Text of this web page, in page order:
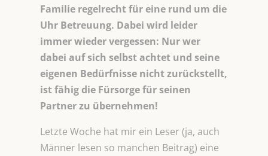
Familie regelrecht für eine rund um die
Uhr Betreuung. Dabei wird leider
immer wieder vergessen: Nur wer
dabei auf sich selbst achtet und seine
eigenen Bedürfnisse nicht zurückstellt,
ist fähig die Fürsorge für seinen
Partner zu übernehmen!
Letzte Woche hat mir ein Leser (ja, auch
Männer lesen so manchen Beitrag) eine